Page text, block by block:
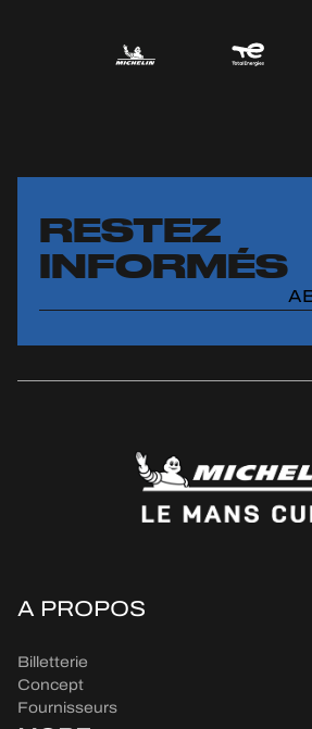
RESTEZ
INFORMÉS
A PROPOS
Billetterie
Concept
Fournisseurs